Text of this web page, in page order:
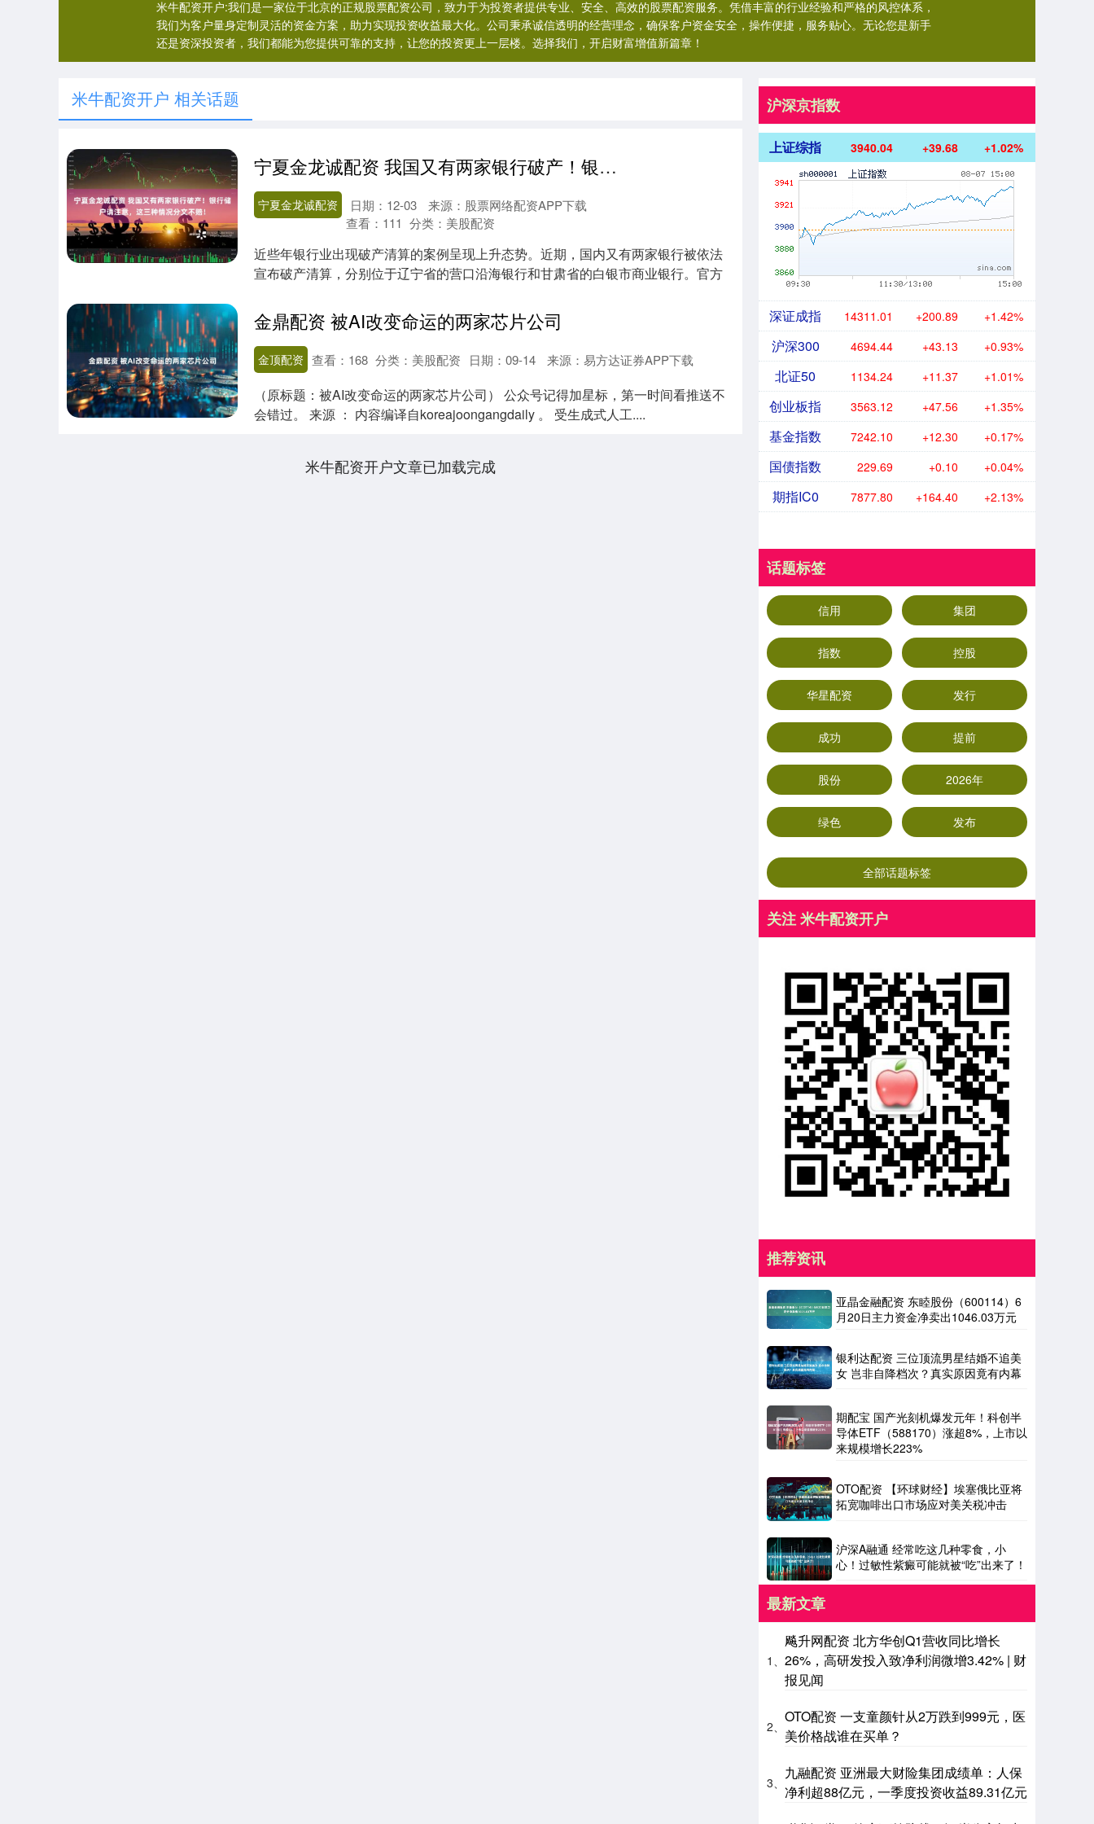
米牛配资开户:我们是一家位于北京的正规股票配资公司，致力于为投资者提供专业、安全、高效的股票配资服务。凭借丰富的行业经验和严格的风控体系，
我们为客户量身定制灵活的资金方案，助力实现投资收益最大化。公司秉承诚信透明的经营理念，确保客户资金安全，操作便捷，服务贴心。无论您是新手
还是资深投资者，我们都能为您提供可靠的支持，让您的投资更上一层楼。选择我们，开启财富增值新篇章！
米牛配资开户 相关话题
宁夏金龙诚配资 我国又有两家银行破产！银行储户请注意，这三种情况分文不赔！
宁夏金龙诚配资 日期：12-03
来源：股票网络配资APP下载
查看： 111 分类： 美股配资
近些年银行业出现破产清算的案例呈现上升态势。近期，国内又有两家银行被依法
宣布破产清算，分别位于辽宁省的营口沿海银行和甘肃省的白银市商业银行。官方
金鼎配资 被AI改变命运的两家芯片公司
金顶配资 日期：09-14 来源：易方达证券APP下载
查看： 168 分类： 美股配资
（原标题：被AI改变命运的两家芯片公司） 公众号记得加星标，第一时间看推送不
会错过。 来源 ： 内容编译自koreajoongangdaily 。 受生成式人工....
米牛配资开户文章已加载完成
沪深京指数
上证综指 3940.04 +39.68 +1.02%
深证成指 14311.01 +200.89 +1.42%
沪深300 4694.44 +43.13 +0.93%
北证50 1134.24 +11.37 +1.01%
创业板指 3563.12 +47.56 +1.35%
基金指数 7242.10 +12.30 +0.17%
国债指数 229.69 +0.10 +0.04%
期指IC0 7877.80 +164.40 +2.13%
话题标签
信用 集团
指数 控股
华星配资 发行
成功 提前
股份 2026年
绿色 发布
全部话题标签
关注 米牛配资开户
推荐资讯
亚晶金融配资 东睦股份（600114）6
月20日主力资金净卖出1046.03万元
银利达配资 三位顶流男星结婚不追美
女 岂非自降档次？真实原因竟有内幕
期配宝 国产光刻机爆发元年！科创半
导体ETF（588170）涨超8%，上市以
来规模增长223%
OTO配资 【环球财经】埃塞俄比亚将
拓宽咖啡出口市场应对美关税冲击
沪深A融通 经常吃这几种零食，小
心！过敏性紫癜可能就被“吃”出来了！
最新文章
1、
飚升网配资 北方华创Q1营收同比增长
26%，高研发投入致净利润微增3.42% | 财
报见闻
2、
OTO配资 一支童颜针从2万跌到999元，医
美价格战谁在买单？
3、
九融配资 亚洲最大财险集团成绩单：人保
净利超88亿元，一季度投资收益89.31亿元